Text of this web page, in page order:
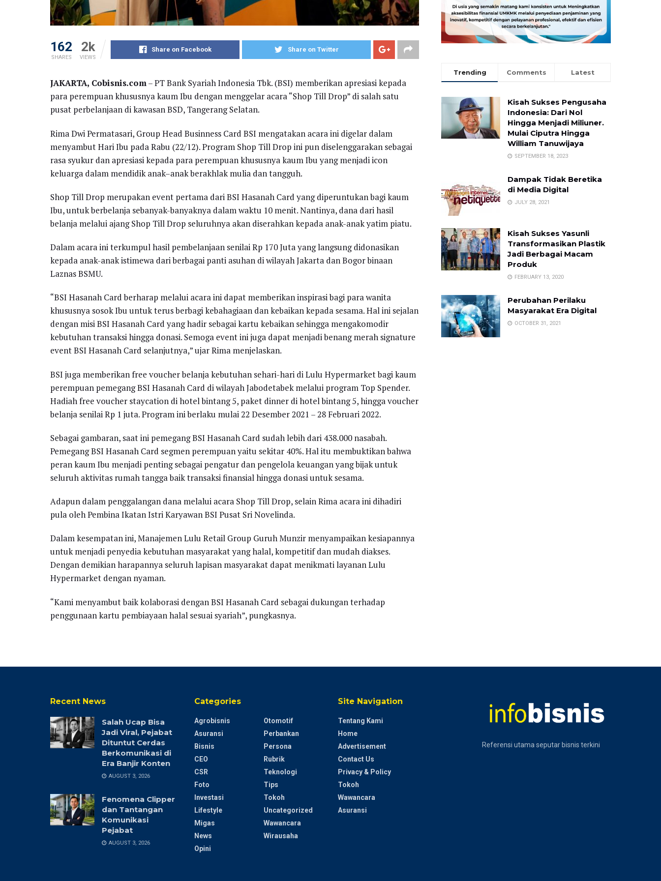
162
SHARES
2k
VIEWS
Share on Facebook Share on Twitter
JAKARTA, Cobisnis.com– PT Bank Syariah Indonesia Tbk. (BSI) memberikan apresiasi kepada
para perempuan khususnya kaum Ibu dengan menggelar acara “Shop Till Drop” di salah satu
pusat perbelanjaan di kawasan BSD, Tangerang Selatan.
Rima Dwi Permatasari, Group Head Businness Card BSI mengatakan acara ini digelar dalam
menyambut Hari Ibu pada Rabu (22/12). Program Shop Till Drop ini pun diselenggarakan sebagai
rasa syukur dan apresiasi kepada para perempuan khususnya kaum Ibu yang menjadi icon
keluarga dalam mendidik anak–anak berakhlak mulia dan tangguh.
Shop Till Drop merupakan event pertama dari BSI Hasanah Card yang diperuntukan bagi kaum
Ibu, untuk berbelanja sebanyak-banyaknya dalam waktu 10 menit. Nantinya, dana dari hasil
belanja melalui ajang Shop Till Drop seluruhnya akan diserahkan kepada anak-anak yatim piatu.
Dalam acara ini terkumpul hasil pembelanjaan senilai Rp 170 Juta yang langsung didonasikan
kepada anak-anak istimewa dari berbagai panti asuhan di wilayah Jakarta dan Bogor binaan
Laznas BSMU.
“BSI Hasanah Card berharap melalui acara ini dapat memberikan inspirasi bagi para wanita
khususnya sosok Ibu untuk terus berbagi kebahagiaan dan kebaikan kepada sesama. Hal ini sejalan
dengan misi BSI Hasanah Card yang hadir sebagai kartu kebaikan sehingga mengakomodir
kebutuhan transaksi hingga donasi. Semoga event ini juga dapat menjadi benang merah signature
event BSI Hasanah Card selanjutnya,” ujar Rima menjelaskan.
BSI juga memberikan free voucher belanja kebutuhan sehari-hari di Lulu Hypermarket bagi kaum
perempuan pemegang BSI Hasanah Card di wilayah Jabodetabek melalui program Top Spender.
Hadiah free voucher staycation di hotel bintang 5, paket dinner di hotel bintang 5, hingga voucher
belanja senilai Rp 1 juta. Program ini berlaku mulai 22 Desember 2021 – 28 Februari 2022.
Sebagai gambaran, saat ini pemegang BSI Hasanah Card sudah lebih dari 438.000 nasabah.
Pemegang BSI Hasanah Card segmen perempuan yaitu sekitar 40%. Hal itu membuktikan bahwa
peran kaum Ibu menjadi penting sebagai pengatur dan pengelola keuangan yang bijak untuk
seluruh aktivitas rumah tangga baik transaksi finansial hingga donasi untuk sesama.
Adapun dalam penggalangan dana melalui acara Shop Till Drop, selain Rima acara ini dihadiri
pula oleh Pembina Ikatan Istri Karyawan BSI Pusat Sri Novelinda.
Dalam kesempatan ini, Manajemen Lulu Retail Group Guruh Munzir menyampaikan kesiapannya
untuk menjadi penyedia kebutuhan masyarakat yang halal, kompetitif dan mudah diakses.
Dengan demikian harapannya seluruh lapisan masyarakat dapat menikmati layanan Lulu
Hypermarket dengan nyaman.
“Kami menyambut baik kolaborasi dengan BSI Hasanah Card sebagai dukungan terhadap
penggunaan kartu pembiayaan halal sesuai syariah”, pungkasnya.
Trending Comments Latest
Kisah Sukses Pengusaha
Indonesia: Dari Nol
Hingga Menjadi Miliuner.
Mulai Ciputra Hingga
William Tanuwijaya
SEPTEMBER 18, 2023
Dampak Tidak Beretika
di Media Digital
JULY 28, 2021
Kisah Sukses Yasunli
Transformasikan Plastik
Jadi Berbagai Macam
Produk
FEBRUARY 13, 2020
Perubahan Perilaku
Masyarakat Era Digital
OCTOBER 31, 2021
Recent News
Salah Ucap Bisa
Jadi Viral, Pejabat
Dituntut Cerdas
Berkomunikasi di
Era Banjir Konten
AUGUST 3, 2026
Fenomena Clipper
dan Tantangan
Komunikasi
Pejabat
AUGUST 3, 2026
Categories
Agrobisnis
Asuransi
Bisnis
CEO
CSR
Foto
Investasi
Lifestyle
Migas
News
Opini
Otomotif
Perbankan
Persona
Rubrik
Teknologi
Tips
Tokoh
Uncategorized
Wawancara
Wirausaha
Site Navigation
Tentang Kami
Home
Advertisement
Contact Us
Privacy & Policy
Tokoh
Wawancara
Asuransi
Referensi utama seputar bisnis terkini